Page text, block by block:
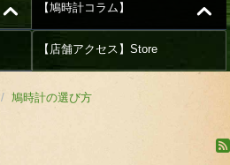
【鳩時計コラム】
【店舗アクセス】Store
/ 鳩時計の選び方